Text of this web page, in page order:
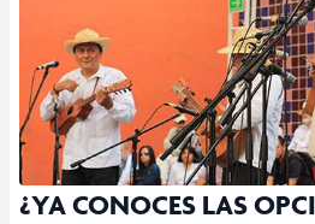
¿YA CONOCES LAS